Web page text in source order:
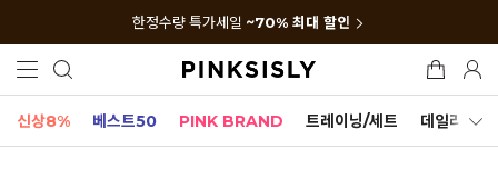
한정수량 특가세일 ~70% 최대 할인
신상8% 베스트50 PINK BRAND 트레이닝/세트 데일리세트